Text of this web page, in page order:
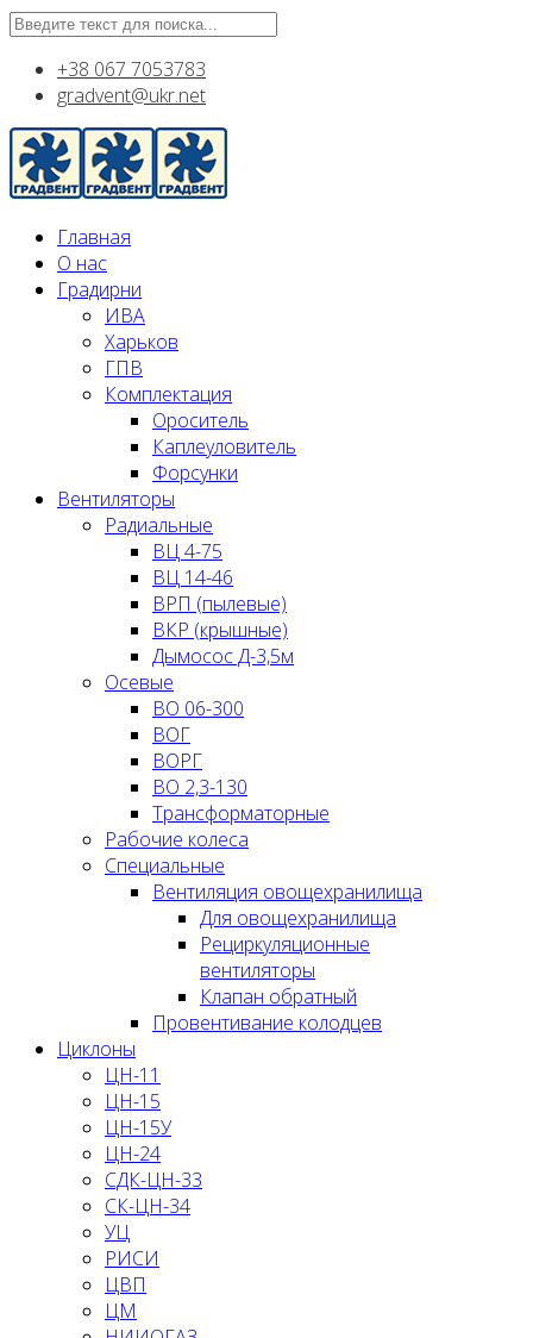
+38 067 7053783
gradvent@ukr.net
Главная
О нас
Градирни
ИВА
Харьков
ГПВ
Комплектация
Ороситель
Каплеуловитель
Форсунки
Вентиляторы
Радиальные
ВЦ 4-75
ВЦ 14-46
ВРП (пылевые)
ВКР (крышные)
Дымосос Д-3,5м
Осевые
ВО 06-300
ВОГ
ВОРГ
ВО 2,3-130
Трансформаторные
Рабочие колеса
Специальные
Вентиляция овощехранилища
Для овощехранилища
Рециркуляционные
вентиляторы
Клапан обратный
Провентивание колодцев
Циклоны
ЦН-11
ЦН-15
ЦН-15У
ЦН-24
СДК-ЦН-33
СК-ЦН-34
УЦ
РИСИ
ЦВП
ЦМ